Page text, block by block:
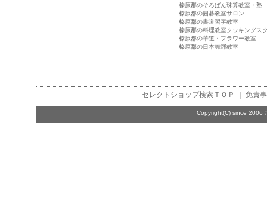
榛原郡のそろばん珠算教室・塾
榛原郡の囲碁教室サロン
榛原郡の書道習字教室
榛原郡の料理教室クッキングス
榛原郡の華道・フラワー教室
榛原郡の日本舞踊教室
セレクトショップ検索 ＴＯＰ ｜ 免責
Copyright(C) since 2006